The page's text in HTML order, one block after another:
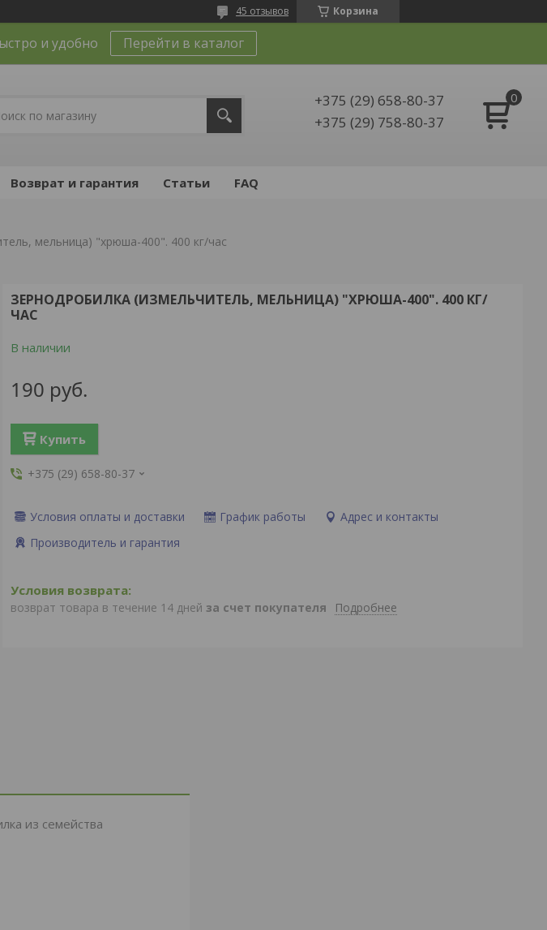
Корзина
45 отзывов
и удобно Перейти в каталог
+375 (29) 658-80-37
+375 (29) 758-80-37
Возврат и гарантия Статьи FAQ
мельница) "хрюша-400". 400 кг/час
ЗЕРНОДРОБИЛКА (ИЗМЕЛЬЧИТЕЛЬ, МЕЛЬНИЦА) "ХРЮША-400". 400 КГ/
ЧАС
В наличии
190 руб.
Купить
+375 (29) 658-80-37
Условия оплаты и доставки График работы
Адрес и контакты
Производитель и гарантия
возврат товара в течение 14 дней за счет покупателя Подробнее
из семейства